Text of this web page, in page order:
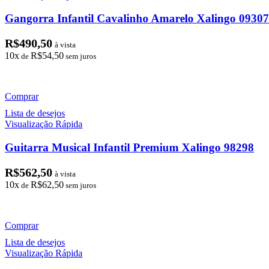
Gangorra Infantil Cavalinho Amarelo Xalingo 09307
R$490,50 à vista
10x de R$54,50 sem juros
Comprar
Lista de desejos
Visualização Rápida
Guitarra Musical Infantil Premium Xalingo 98298
R$562,50 à vista
10x de R$62,50 sem juros
Comprar
Lista de desejos
Visualização Rápida